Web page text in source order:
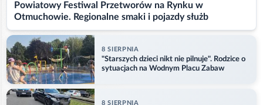
Powiatowy Festiwal Przetworów na Rynku w
Otmuchowie. Regionalne smaki i pojazdy służb
8 SIERPNIA
"Starszych dzieci nikt nie pilnuje". Rodzice o
sytuacjach na Wodnym Placu Zabaw
8 SIERPNIA